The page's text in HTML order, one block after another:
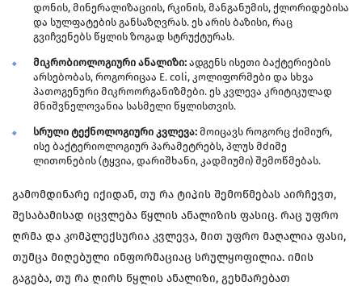
დონის, მინერალიზაციის, რკინის, მანგანუმის, ქლორიდებისა
და სულფატების განსაზღვრას. ეს არის ბაზისი, რაც
გვიჩვენებს წყლის ზოგად სტრუქტურას.
მიკრობიოლოგიური ანალიზი: ადგენს ისეთი ბაქტერიების
არსებობას, როგორიცაა E. coli, კოლიფორმები და სხვა
პათოგენური მიკროორგანიზმები. ეს კვლევა კრიტიკულად
მნიშვნელოვანია სასმელი წყლისთვის.
სრული ტექნოლოგიური კვლევა: მოიცავს როგორც ქიმიურ,
ისე ბაქტერიოლოგიურ პარამეტრებს, პლუს მძიმე
ლითონების (ტყვია, დარიშხანი, კადმიუმი) შემოწმებას.
გამომდინარე იქიდან, თუ რა ტიპის შემოწმებას აირჩევთ,
შესაბამისად იცვლება წყლის ანალიზის ფასიც. რაც უფრო
ღრმა და კომპლექსურია კვლევა, მით უფრო მაღალია ფასი,
თუმცა მიღებული ინფორმაციაც სრულყოფილია. იმის
გაგება, თუ რა ღირს წყლის ანალიზი, გეხმარებათ